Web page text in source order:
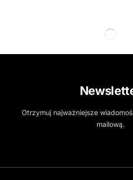
Otrzymuj najważniejsze
mailową.